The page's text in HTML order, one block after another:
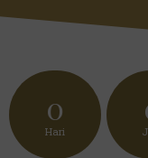
0
Hari